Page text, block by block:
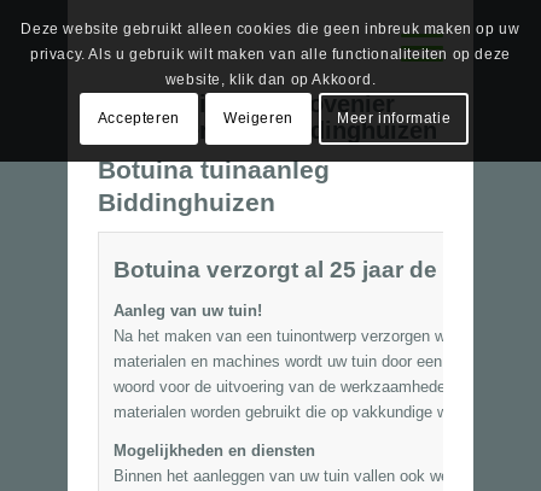
Tag Archief van:
Hovenier
tuinonderhoud biddinghuizen
Botuina tuinaanleg
Biddinghuizen
Botuina verzorgt al 25 jaar de
Aanleg van uw tuin!
Na het maken van een tuinontwerp verzorgen wij ook graag
materialen en machines wordt uw tuin door een enthousiast
woord voor de uitvoering van de werkzaamheden. U kunt er
materialen worden gebruikt die op vakkundige wijze
Mogelijkheden en diensten
Binnen het aanleggen van uw tuin vallen ook
Deze website gebruikt alleen cookies die geen inbreuk maken op uw
privacy. Als u gebruik wilt maken van alle functionaliteiten op deze
website, klik dan op Akkoord.
Accepteren Weigeren Meer informatie